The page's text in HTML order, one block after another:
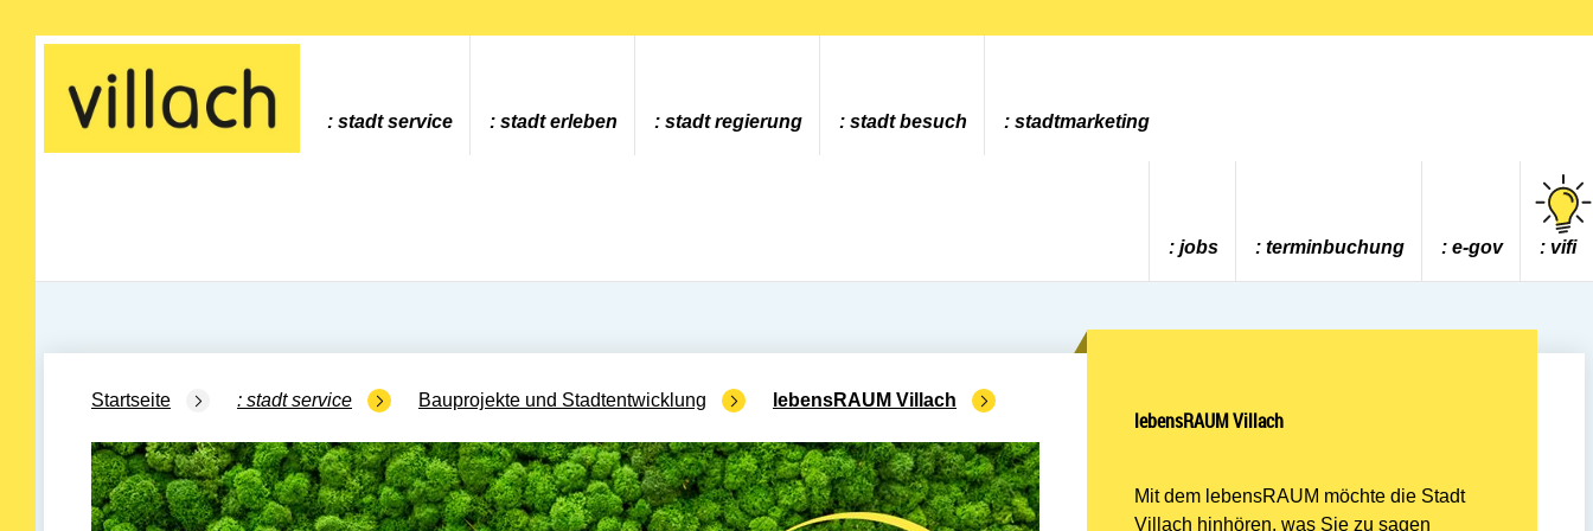
Gehe zur Startseite
stadt service stadt erleben stadt regierung stadt besuch stadtmarketing
jobs terminbuchung e-gov vifi
Startseite stadt service Bauprojekte und Stadtentwicklung lebensRAUM Villach
lebensRAUM Villach
Mit dem lebensRAUM möchte die Stadt
Villach hinhören, was Sie zu sagen